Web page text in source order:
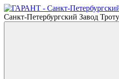
Санкт-Петербургский Завод